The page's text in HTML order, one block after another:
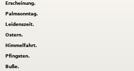
Erscheinung.
Palmsonntag.
Leidenszeit.
Ostern.
Himmelfahrt.
Pfingsten.
Buße.